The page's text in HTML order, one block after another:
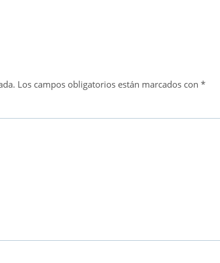
Los campos obligatorios están marcados con *